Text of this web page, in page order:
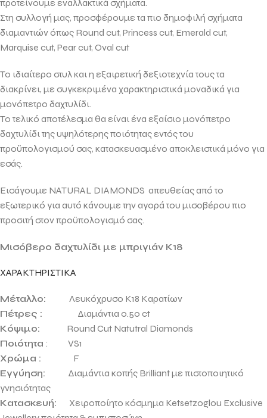
προτείνουμε εναλλακτικά σχήματα.
Στη συλλογή μας, προσφέρουμε τα πιο δημοφιλή σχήματα
διαμαντιών όπως Round cut, Princess cut, Emerald cut,
Marquise cut, Pear cut, Oval cut
Το ιδιαίτερο στυλ και η εξαιρετική δεξιοτεχνία τους τα
διακρίνει, με συγκεκριμένα χαρακτηριστικά μοναδικά για
μονόπετρο δαχτυλίδι.
Το τελικό αποτέλεσμα θα είναι ένα εξαίσιο μονόπετρο
δαχτυλίδι της υψηλότερης ποιότητας εντός του
προϋπολογισμού σας, κατασκευασμένο αποκλειστικά μόνο για
εσάς.
Εισάγουμε NATURAL DIAMONDS απευθείας από το
εξωτερικό για αυτό κάνουμε την αγορά του μισοβέρου πιο
προσιτή στον προϋπολογισμό σας.
Mισόβερο δαχτυλίδι με μπριγιάν Κ18
ΧΑΡΑΚΤΗΡΙΣΤΙΚΑ
Μέταλλο: Λευκόχρυσο Κ18 Καρατίων
Πέτρες : Διαμάντια 0.50 ct
Κόψιμο: Round Cut Natutral Diamonds
Ποιότητα : VS1
Χρώμα : F
Εγγύηση: Διαμάντια κοπής Brilliant με πιστοποιητικό
γνησιότητας
Κατασκευή: Χειροποίητο κόσμημα Ketsetzoglou Exclusive